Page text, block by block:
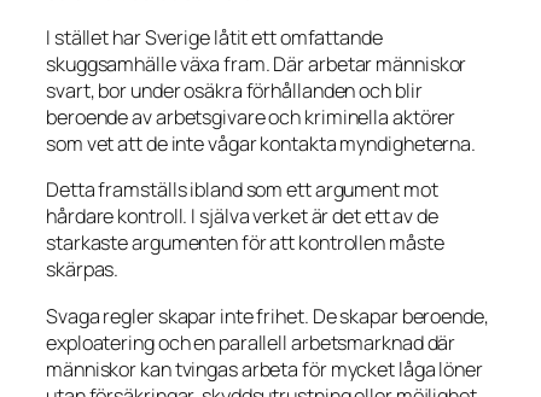
I stället har Sverige låtit ett omfattande
skuggsamhälle växa fram. Där arbetar människor
svart, bor under osäkra förhållanden och blir
beroende av arbetsgivare och kriminella aktörer
som vet att de inte vågar kontakta myndigheterna.
Detta framställs ibland som ett argument mot
hårdare kontroll. I själva verket är det ett av de
starkaste argumenten för att kontrollen måste
skärpas.
Svaga regler skapar inte frihet. De skapar beroende,
exploatering och en parallell arbetsmarknad där
människor kan tvingas arbeta för mycket låga löner